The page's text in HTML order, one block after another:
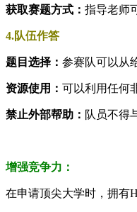
获取赛题方式： 指导老师
4.队伍作答
题目选择： 参赛队可以从
资源使用： 可以利用任何
禁止外部帮助： 队员不得
增强竞争力：
在申请顶尖大学时，拥有